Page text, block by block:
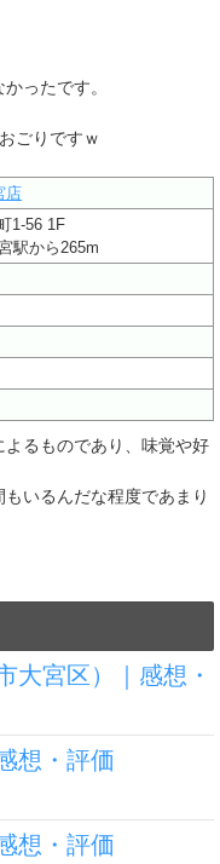
ったです。
ごりですｗ
店
1-56 1F
駅から265m
るものであり、味覚や好
いるんだな程度であまり
大宮区）｜感想・
想・評価
想・評価